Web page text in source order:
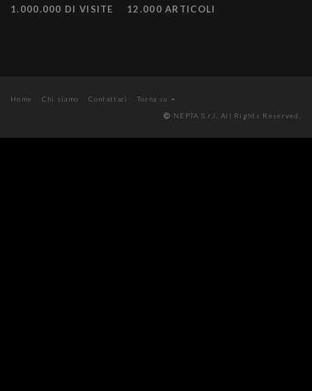
1.000.000 DI VISITE 12.000 ARTICOLI
Home Chi siamo Contattaci
Torna su
NEPTA S.r.l. All Rights Reserved.